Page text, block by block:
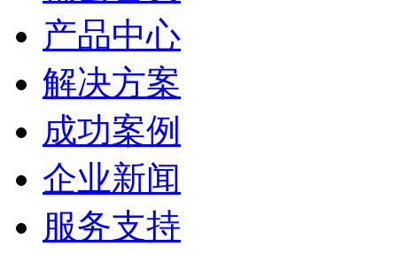
产品中心
解决方案
成功案例
企业新闻
服务支持